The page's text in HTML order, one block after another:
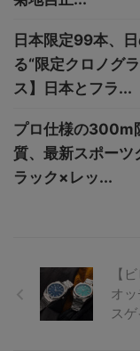
日本限定99本、
る“限定クロノグ
ス】日本とフラ...
プロ仕様の300m
質、最新スポーツ
ラック×レッ...
【
オ
ス